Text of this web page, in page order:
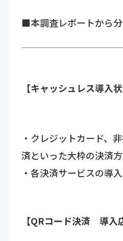
■本調査レポートから
【キャッシュレス導入状
・クレジットカード、
済といった大枠の決済
・各決済サービスの導
【QRコード決済 導入